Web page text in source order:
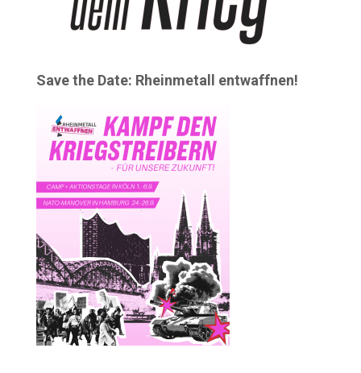
Save the Date: Rheinmetall entwaffnen!